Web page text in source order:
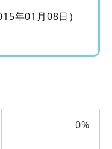
年01月08日）
0%